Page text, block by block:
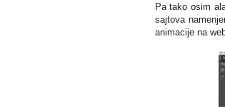
Pa tako osim
sajtova
animacije na